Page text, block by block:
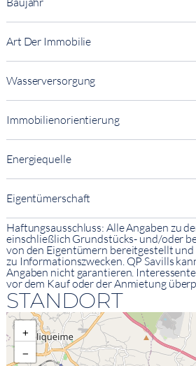
Art Der Immobilie
Wasserversorgung
Immobilienorientierung
Energiequelle
Eigentümerschaft
Haftungsausschluss: Alle Angaben zu
einschließlich Grundstücks- und/oder
von den Eigentümern bereitgestellt
zu Informationszwecken. QP Savills
Angaben nicht garantieren.
vor dem Kauf oder der Anmietung
STANDORT
+
−